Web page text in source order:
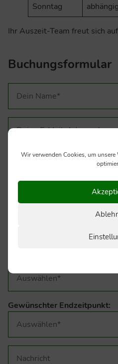
Wir verwenden Cookies, um unsere
Sonntag
Ihr Auszeit-Team freut sich
Buchungsformular
Gewünschter Endzeitpunkt: